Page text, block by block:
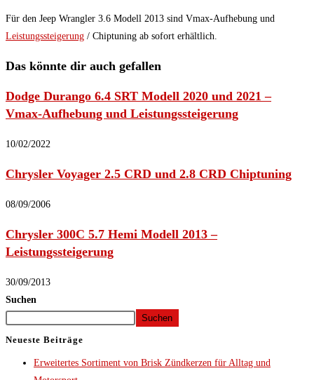
Für den Jeep Wrangler 3.6 Modell 2013 sind Vmax-Aufhebung und
Leistungssteigerung / Chiptuning ab sofort erhältlich.
Das könnte dir auch gefallen
Dodge Durango 6.4 SRT Modell 2020 und 2021 –
Vmax-Aufhebung und Leistungssteigerung
10/02/2022
Chrysler Voyager 2.5 CRD und 2.8 CRD Chiptuning
08/09/2006
Chrysler 300C 5.7 Hemi Modell 2013 –
Leistungssteigerung
30/09/2013
Suchen
Suchen
Neueste Beiträge
Erweitertes Sortiment von Brisk Zündkerzen für Alltag und